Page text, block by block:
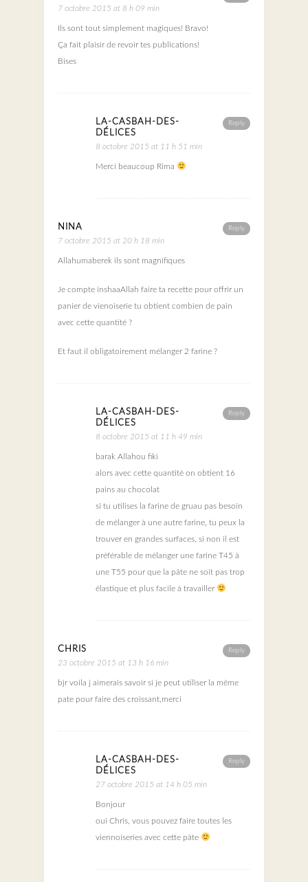
7 octobre 2015 at 8 h 09 min
Ils sont tout simplement magiques! Bravo!
Ça fait plaisir de revoir tes publications!
Bises
Reply
LA-CASBAH-DES-
DÉLICES
8 octobre 2015 at 11 h 51 min
Merci beaucoup Rima
Reply
NINA
7 octobre 2015 at 20 h 18 min
Allahumaberek ils sont magnifiques
Je compte inshaaAllah faire ta recette pour offrir un
panier de vienoiserie tu obtient combien de pain
avec cette quantité ?
Et faut il obligatoirement mélanger 2 farine ?
Reply
LA-CASBAH-DES-
DÉLICES
8 octobre 2015 at 11 h 49 min
barak Allahou fiki
alors avec cette quantité on obtient 16
pains au chocolat
si tu utilises la farine de gruau pas besoin
de mélanger à une autre farine, tu peux la
trouver en grandes surfaces, si non il est
préférable de mélanger une farine T45 à
une T55 pour que la pâte ne soit pas trop
élastique et plus facile à travailler
Reply
CHRIS
23 octobre 2015 at 13 h 16 min
bjr voila j aimerais savoir si je peut utiliser la même
pate pour faire des croissant,merci
Reply
LA-CASBAH-DES-
DÉLICES
27 octobre 2015 at 14 h 05 min
Bonjour
oui Chris, vous pouvez faire toutes les
viennoiseries avec cette pâte